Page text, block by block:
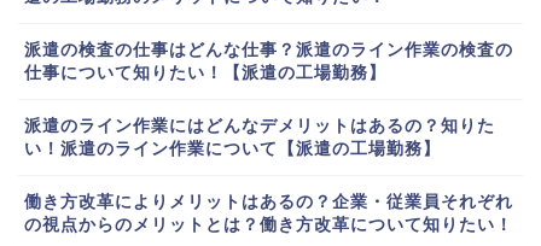
派遣の検査の仕事はどんな仕事？派遣のライン作業の検査の
仕事について知りたい！【派遣の工場勤務】
派遣のライン作業にはどんなデメリットはあるの？知りた
い！派遣のライン作業について【派遣の工場勤務】
働き方改革によりメリットはあるの？企業・従業員それぞれ
の視点からのメリットとは？働き方改革について知りたい！